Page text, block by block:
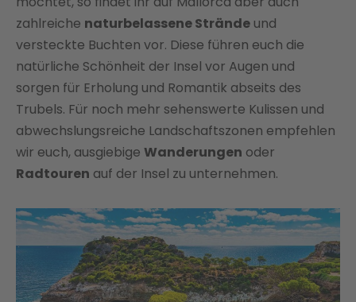
zahlreiche naturbelassene Strände und
versteckte Buchten vor. Diese führen euch die
natürliche Schönheit der Insel vor Augen und
sorgen für Erholung und Romantik abseits des
Trubels. Für noch mehr sehenswerte Kulissen und
abwechslungsreiche Landschaftszonen empfehlen
wir euch, ausgiebige Wanderungen oder
Radtouren auf der Insel zu unternehmen.